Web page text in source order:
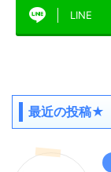
LINE
最近の投稿★